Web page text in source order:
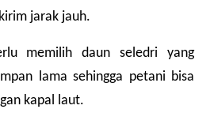
jarak jauh.
memilih daun seledri yang
lama sehingga petani bisa
kapal laut.